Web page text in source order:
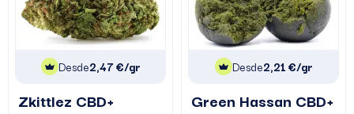
Desde2,47 €/gr
Zkittlez CBD+
Desde2,21 €/gr
Green Hassan CBD+